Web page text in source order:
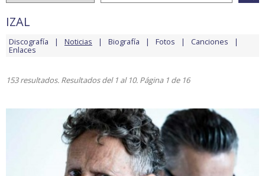
IZAL
Discografía Noticias Biografía Fotos Canciones
Enlaces
153 resultados. Resultados del 1 al 10. Página 1 de 16